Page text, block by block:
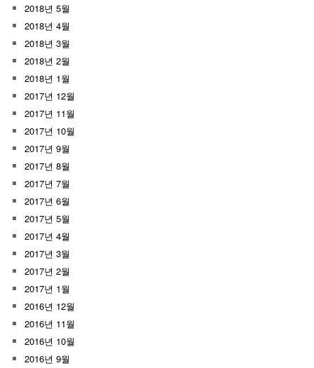
2018년 5월
2018년 4월
2018년 3월
2018년 2월
2018년 1월
2017년 12월
2017년 11월
2017년 10월
2017년 9월
2017년 8월
2017년 7월
2017년 6월
2017년 5월
2017년 4월
2017년 3월
2017년 2월
2017년 1월
2016년 12월
2016년 11월
2016년 10월
2016년 9월